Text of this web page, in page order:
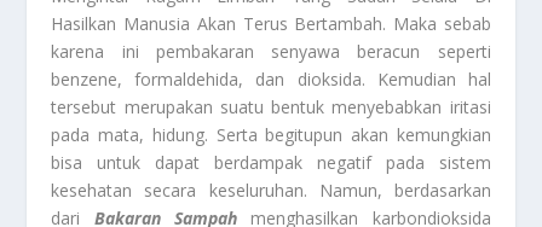
Hasilkan Manusia Akan Terus Bertambah. Maka sebab
karena ini pembakaran senyawa beracun seperti
benzene, formaldehida, dan dioksida. Kemudian hal
tersebut merupakan suatu bentuk menyebabkan iritasi
pada mata, hidung. Serta begitupun akan kemungkian
bisa untuk dapat berdampak negatif pada sistem
kesehatan secara keseluruhan. Namun, berdasarkan
dari Bakaran Sampah menghasilkan karbondioksida